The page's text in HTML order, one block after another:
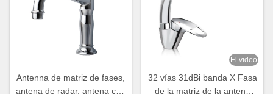
Antenna de matriz de fases,
antena de radar, antena con
El video
32 vías 31dBi banda X Fasa
de la matriz de la antena